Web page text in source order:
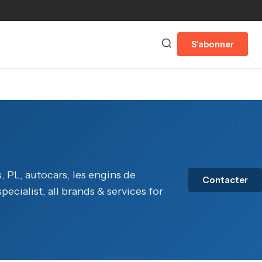
S'abonner
PL, autocars, les engins de
all brands & services for
Contacter